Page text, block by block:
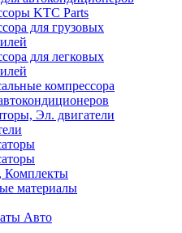
KTC Parts
для грузовых
для легковых
компрессора
Эл. двигатели
Комплекты
материалы
Авто